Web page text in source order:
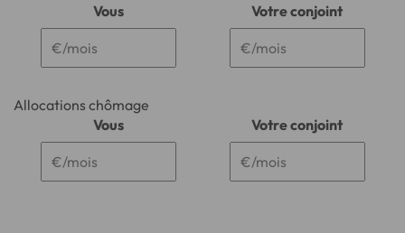
Vous
Votre conjoint
Allocations chômage
Vous
Votre conjoint